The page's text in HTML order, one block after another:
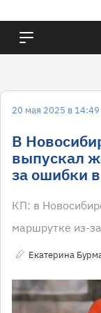
20 мая 2025 в 14:49
В
выпускал
за ошибки
КП: в
маршрутке из-
Екатерина